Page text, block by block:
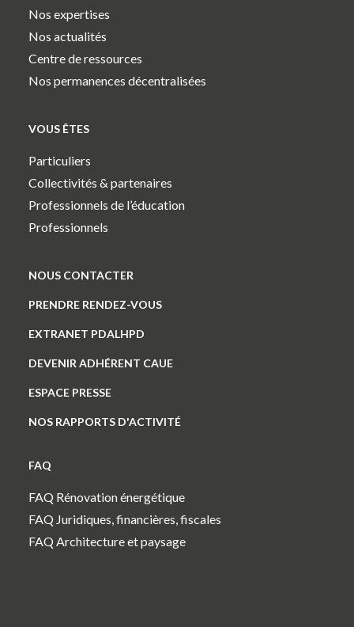
Nos expertises
Nos actualités
Centre de ressources
Nos permanences décentralisées
VOUS ÊTES
Particuliers
Collectivités & partenaires
Professionnels de l’éducation
Professionnels
NOUS CONTACTER
PRENDRE RENDEZ-VOUS
EXTRANET PDALHPD
DEVENIR ADHÉRENT CAUE
ESPACE PRESSE
NOS RAPPORTS D'ACTIVITÉ
FAQ
FAQ Rénovation énergétique
FAQ Juridiques, financières, fiscales
FAQ Architecture et paysage